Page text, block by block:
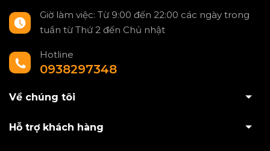
Giờ làm việc: Từ 9:00 đến 22:00 các ngày trong
tuần từ Thứ 2 đến Chủ nhật
Hotline
0938297348
Về chúng tôi
Hỗ trợ khách hàng